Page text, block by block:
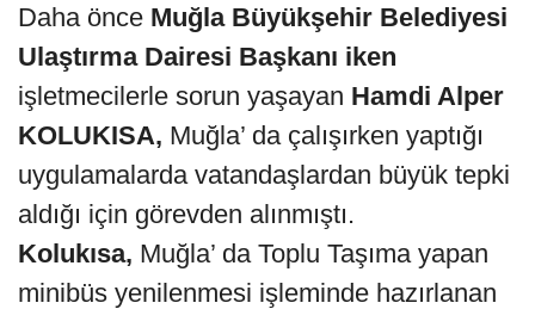
Daha önce Muğla Büyükşehir Belediyesi
Ulaştırma Dairesi Başkanı iken
işletmecilerle sorun yaşayan Hamdi Alper
KOLUKISA, Muğla’ da çalışırken yaptığı
uygulamalarda vatandaşlardan büyük tepki
aldığı için görevden alınmıştı.
Kolukısa, Muğla’ da Toplu Taşıma yapan
minibüs yenilenmesi işleminde hazırlanan